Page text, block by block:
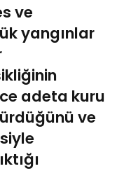
ve
yangınlar
adeta kuru
ve